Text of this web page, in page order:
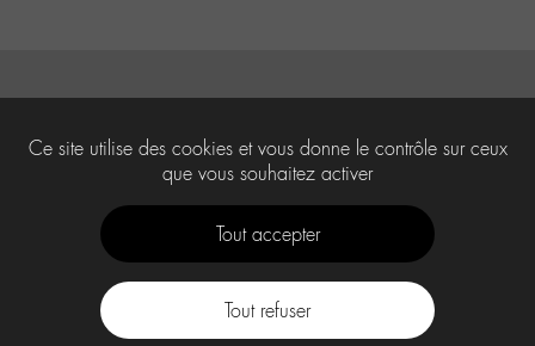
Ce site utilise des cookies et vous donne le contrôle sur ceux
que vous souhaitez activer
Tout accepter
Tout refuser